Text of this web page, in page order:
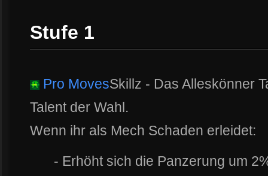
Stufe 1
Pro MovesSkillz - Das Alleskönner
Talent der Wahl.
Wenn ihr als Mech Schaden erleidet:
- Erhöht sich die Panzerung um